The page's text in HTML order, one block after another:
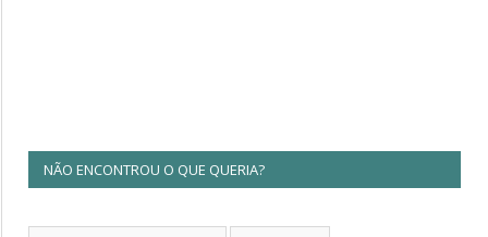
NÃO ENCONTROU O QUE QUERIA?